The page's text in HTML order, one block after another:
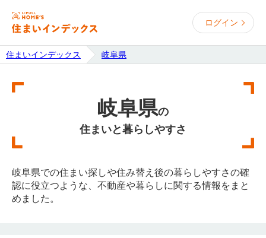
ログイン
住まいインデックス 岐阜県
岐阜県の
住まいと暮らしやすさ
岐阜県での住まい探しや住み替え後の暮らしやすさの確
認に役立つような、不動産や暮らしに関する情報をまと
めました。